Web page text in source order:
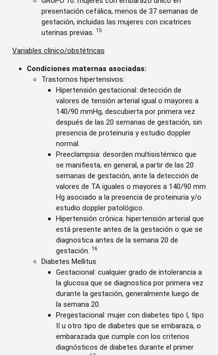
presentación cefálica, menos de 37 semanas de
gestación, incluidas las mujeres con cicatrices
uterinas previas. 15
Variables clínico/obstétricas
Condiciones maternas asociadas:
Trastornos hipertensivos:
Hipertensión gestacional: detección de
valores de tensión arterial igual o mayores a
140/90 mmHg, descubierta por primera vez
después de las 20 semanas de gestación, sin
presencia de proteinuria y estudio doppler
normal.
Preeclampsia: desorden multisistémico que
se manifiesta, en general, a partir de las 20
semanas de gestación, ante la detección de
valores de TA iguales o mayores a 140/90 mm
Hg asociado a la presencia de proteinuria y/o
estudio doppler patológico.
Hipertensión crónica: hipertensión arterial que
está presente antes de la gestación o que se
diagnostica antes de la semana 20 de
gestación. 16
Diabetes Mellitus
Gestacional: cualquier grado de intolerancia a
la glucosa que se diagnostica por primera vez
durante la gestación, generalmente luego de
la semana 20.
Pregestacional: mujer con diabetes tipo I, tipo
II u otro tipo de diabetes que se embaraza, o
embarazada que cumple con los criterios
diagnósticos de diabetes durante el primer